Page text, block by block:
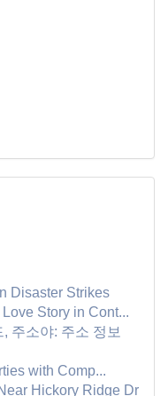
Disaster Strikes
Story in Cont...
주소야: 주소 정보
with Comp...
Hickory Ridge Dr